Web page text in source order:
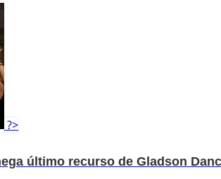
?>
último recurso de Gladson